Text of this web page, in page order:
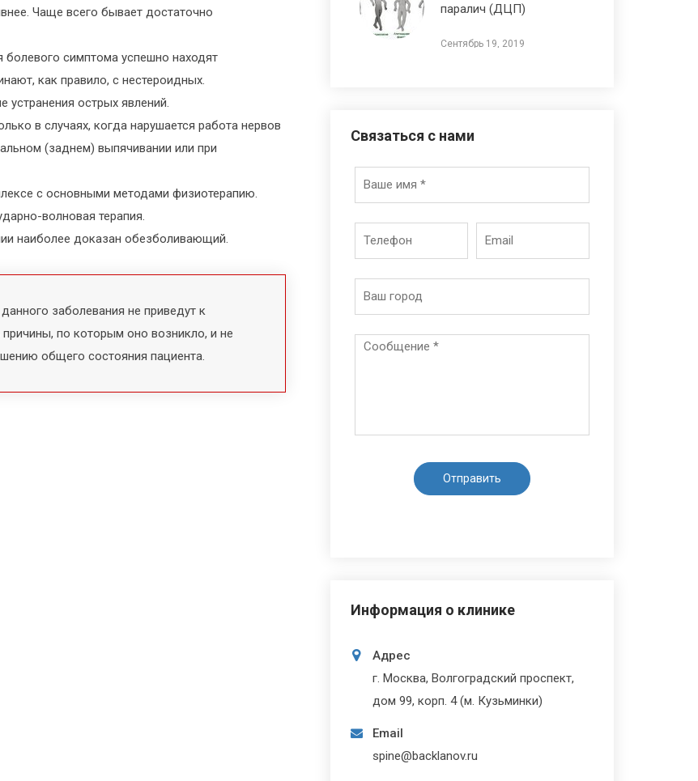
Чаще всего бывает достаточно
болевого симптома успешно находят
как правило, с нестероидных.
острых явлений.
в случаях, когда нарушается работа нервов
(заднем) выпячивании или при
с основными методами физиотерапию.
волновая терапия.
наиболее доказан обезболивающий.
заболевания не приведут к
причины, по которым оно возникло, и не
общего состояния пациента.
паралич (ДЦП)
Сентябрь 19, 2019
Связаться с нами
Информация о клинике
Адрес
г. Москва, Волгоградский проспект,
дом 99, корп. 4 (м. Кузьминки)
Email
spine@backlanov.ru